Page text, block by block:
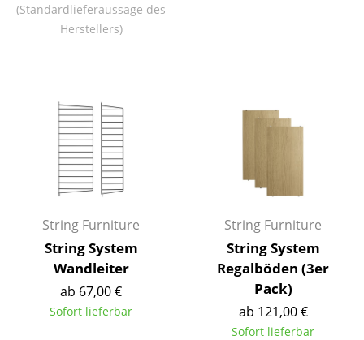
... alle Tische
Bücherregale
Wandregale
Sideboards & Kommoden
TV Möbel
Beistell- & Rollcontainer
Barmöbel
Garderoben
(Standardlieferaussage des
Herstellers)
String Furniture
String System
Wandleiter
ab 67,00 €
Sofort lieferbar
String Furniture
String System
Regalböden (3er
Pack)
ab 121,00 €
Sofort lieferbar